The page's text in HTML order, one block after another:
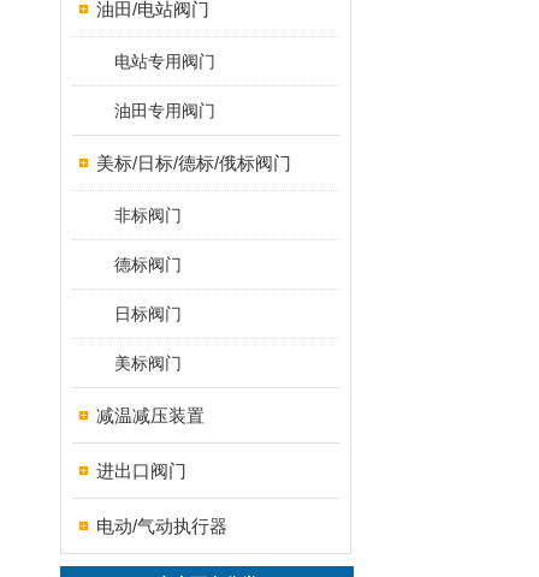
油田/电站阀门
电站专用阀门
油田专用阀门
美标/日标/德标/俄标阀门
非标阀门
德标阀门
日标阀门
美标阀门
减温减压装置
进出口阀门
电动/气动执行器